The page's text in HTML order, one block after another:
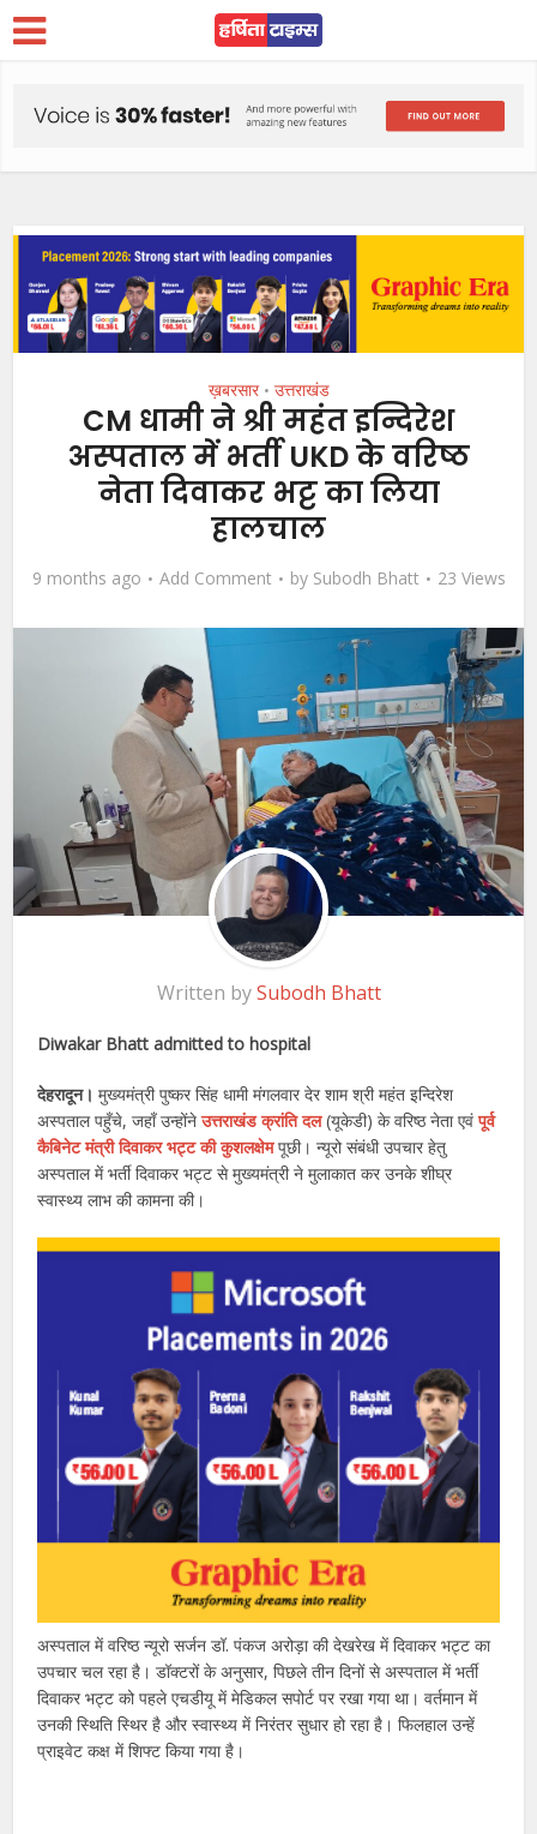
ख़बरसार • उत्तराखंड
CM धामी ने श्री महंत इन्दिरेश
अस्पताल में भर्ती UKD के वरिष्ठ
नेता दिवाकर भट्ट का लिया
हालचाल
9 months ago Add Comment by Subodh Bhatt 23 Views
Written bySubodh Bhatt
Diwakar Bhatt admitted to hospital
देहरादून। मुख्यमंत्री पुष्कर सिंह धामी मंगलवार देर शाम श्री महंत इन्दिरेश
अस्पताल पहुँचे, जहाँ उन्होंनेउत्तराखंड क्रांति दल(यूकेडी) के वरिष्ठ नेता एवंपूर्व
कैबिनेट मंत्री दिवाकर भट्ट की कुशलक्षेमपूछी। न्यूरो संबंधी उपचार हेतु
अस्पताल में भर्ती दिवाकर भट्ट से मुख्यमंत्री ने मुलाकात कर उनके शीघ्र
स्वास्थ्य लाभ की कामना की।
अस्पताल में वरिष्ठ न्यूरो सर्जन डॉ. पंकज अरोड़ा की देखरेख में दिवाकर भट्ट का
उपचार चल रहा है। डॉक्टरों के अनुसार, पिछले तीन दिनों से अस्पताल में भर्ती
दिवाकर भट्ट को पहले एचडीयू में मेडिकल सपोर्ट पर रखा गया था। वर्तमान में
उनकी स्थिति स्थिर है और स्वास्थ्य में निरंतर सुधार हो रहा है। फिलहाल उन्हें
प्राइवेट कक्ष में शिफ्ट किया गया है।